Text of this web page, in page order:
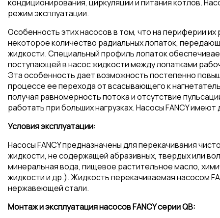
кондиционирования, циркуляции и питания котлов.
режим эксплуатации.
Особенность этих насосов в том, что на периферии
некоторое количество радиальных лопаток,
жидкости. Специальный профиль лопаток
поступающей в насос жидкости между лопатками
Эта особенность дает возможность постепенно
процессе ее перехода от всасывающего к
получая равномерность потока и отсутствие
работать при больших нагрузках. Насосы FANCY
Условия эксплуатации:
Насосы FANCY предназначены для перекачивания
жидкости, не содержащей абразивных, твердых или
минеральная вода, пищевое растительное масло,
жидкости и др.). Жидкость перекачиваемая насосом
нержавеющей стали.
Монтаж и эксплуатация насосов FANCY серии QB: